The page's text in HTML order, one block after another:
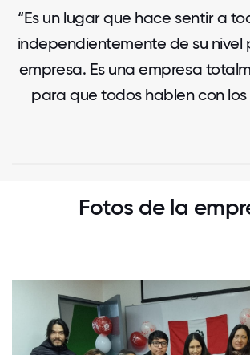
“Es un lugar que hace sentir a
independientemente de su nivel
empresa. Es una empresa
para que todos hablen con los
Fotos de la